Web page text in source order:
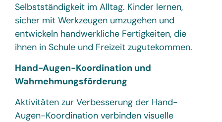
Selbstständigkeit im Alltag. Kinder lernen,
sicher mit Werkzeugen umzugehen und
entwickeln handwerkliche Fertigkeiten, die
ihnen in Schule und Freizeit zugutekommen.
Hand-Augen-Koordination und
Wahrnehmungsförderung
Aktivitäten zur Verbesserung der Hand-
Augen-Koordination verbinden visuelle